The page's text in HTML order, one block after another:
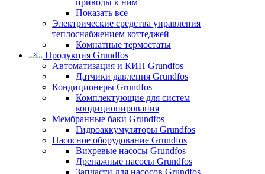
приводы к ним
Показать все
Электрические средства управления
теплоснабжением коттеджей
Комнатные термостаты
Продукция Grundfos
Автоматизация и КИП Grundfos
Датчики давления Grundfos
Кондиционеры Grundfos
Комплектующие для систем
кондиционирования
Мембранные баки Grundfos
Гидроаккумуляторы Grundfos
Насосное оборудование Grundfos
Вихревые насосы Grundfos
Дренажные насосы Grundfos
Запчасти для насосов Grundfos